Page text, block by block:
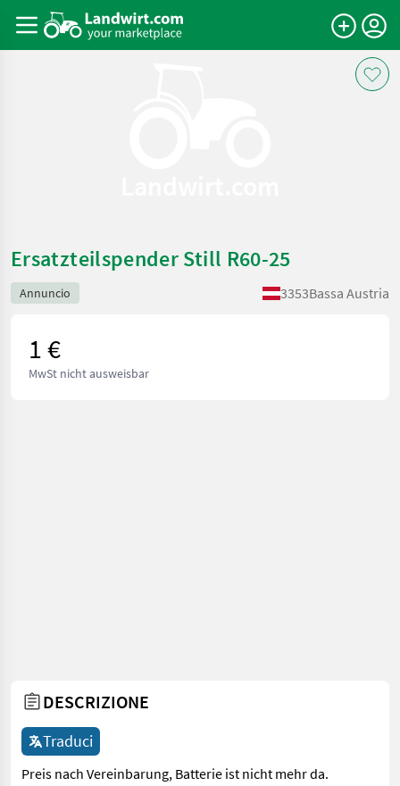
Ersatzteilspender Still R60-25
Annuncio 3353Bassa Austria
1 €
MwSt nicht ausweisbar
DESCRIZIONE
Traduci
Preis nach Vereinbarung, Batterie ist nicht mehr da.